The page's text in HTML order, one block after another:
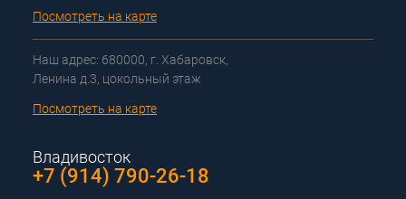
Посмотреть на карте
Наш адрес: 680000, г. Хабаровск,
Ленина д.3, цокольный этаж
Посмотреть на карте
Владивосток
+7 (914) 790-26-18